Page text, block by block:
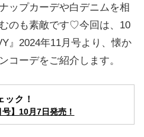
ップカーデや白デニムを相
のも素敵です♡今回は、10
』2024年11月号より、懐か
コーデをご紹介します。
ック！
】10月7日発売！